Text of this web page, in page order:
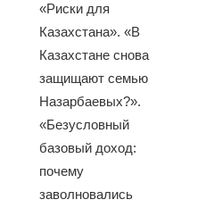
«Риски для
Казахстана». «В
Казахстане снова
защищают семью
Назарбаевых?».
«Безусловный
базовый доход:
почему
заволновались